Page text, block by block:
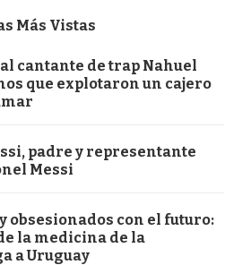
Más Vistas
cantante de trap Nahuel
que explotaron un cajero
padre y representante
Messi
obsesionados con el futuro:
la medicina de la
a Uruguay